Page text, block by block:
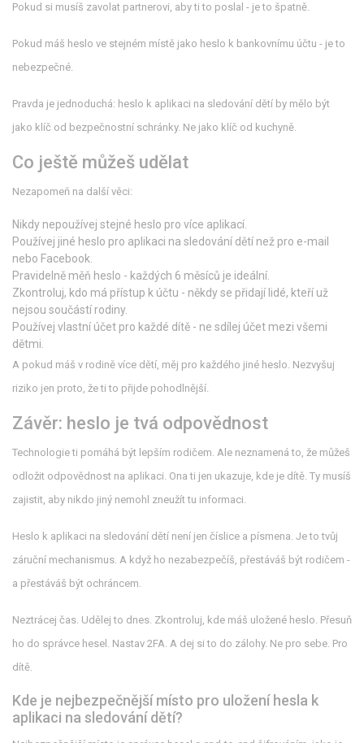
Pokud si musíš zavolat partnerovi, aby ti to poslal - je to špatně.
Pokud máš heslo ve stejném místě jako heslo k bankovnímu účtu - je to
nebezpečné.
Pravda je jednoduchá: heslo k aplikaci na sledování dětí by mělo být
jako klíč od bezpečnostní schránky. Ne jako klíč od kuchyně.
Co ještě můžeš udělat
Nezapomeň na další věci:
Nikdy nepoužívej stejné heslo pro více aplikací.
Používej jiné heslo pro aplikaci na sledování dětí než pro e-mail
nebo Facebook.
Pravidelně měň heslo - každých 6 měsíců je ideální.
Zkontroluj, kdo má přístup k účtu - někdy se přidají lidé, kteří už
nejsou součástí rodiny.
Používej vlastní účet pro každé dítě - ne sdílej účet mezi všemi
dětmi.
A pokud máš v rodině více dětí, měj pro každého jiné heslo. Nezvyšuj
riziko jen proto, že ti to přijde pohodlnější.
Závěr: heslo je tvá odpovědnost
Technologie ti pomáhá být lepším rodičem. Ale neznamená to, že můžeš
odložit odpovědnost na aplikaci. Ona ti jen ukazuje, kde je dítě. Ty musíš
zajistit, aby nikdo jiný nemohl zneužít tu informaci.
Heslo k aplikaci na sledování dětí není jen číslice a písmena. Je to tvůj
záruční mechanismus. A když ho nezabezpečíš, přestáváš být rodičem -
a přestáváš být ochráncem.
Neztrácej čas. Udělej to dnes. Zkontroluj, kde máš uložené heslo. Přesuň
ho do správce hesel. Nastav 2FA. A dej si to do zálohy. Ne pro sebe. Pro
dítě.
Kde je nejbezpečnější místo pro uložení hesla k
aplikaci na sledování dětí?